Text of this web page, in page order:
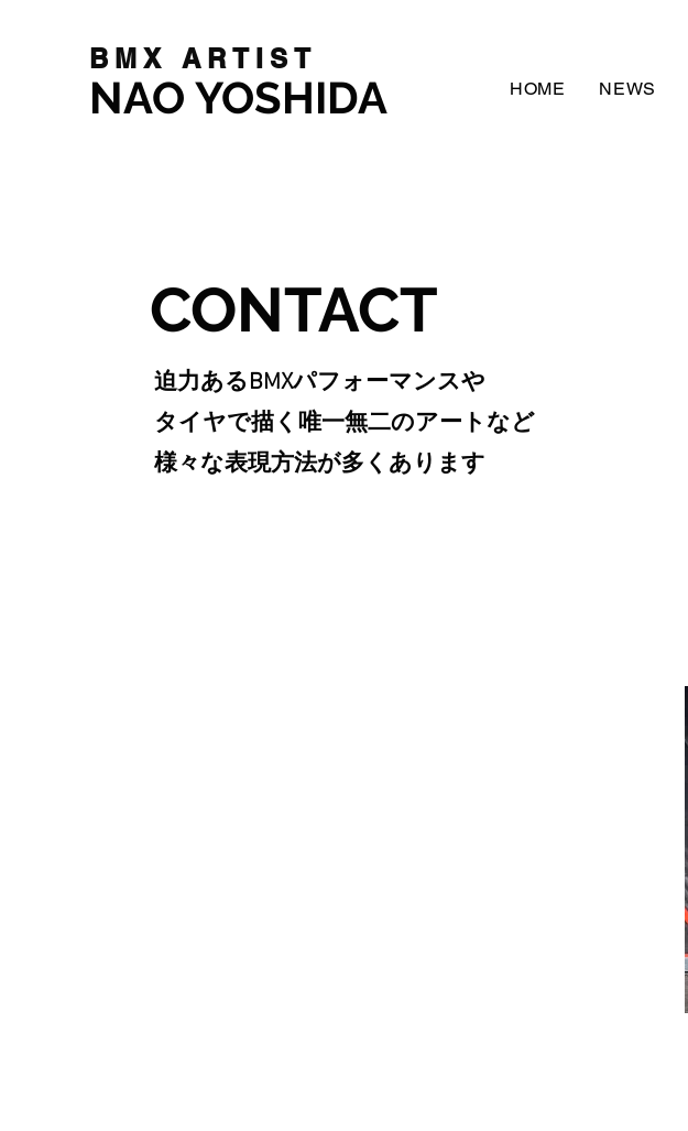
BMX ARTIST
NAO YOSHIDA HOME NEWS
CONTACT
迫力あるBMXパフォーマンスや
タイヤで描く唯一無二のアートなど
様々な表現方法が多くあります